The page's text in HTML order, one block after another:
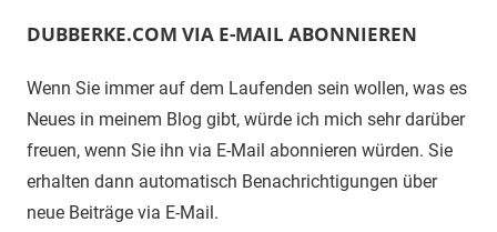
DUBBERKE.COM VIA E-MAIL ABONNIEREN
Wenn Sie immer auf dem Laufenden sein wollen, was es
Neues in meinem Blog gibt, würde ich mich sehr darüber
freuen, wenn Sie ihn via E-Mail abonnieren würden. Sie
erhalten dann automatisch Benachrichtigungen über
neue Beiträge via E-Mail.